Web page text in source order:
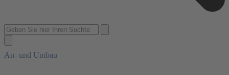
Open mobile menu
Close mobile menu
Search
Suche schließen
An- und Umbau